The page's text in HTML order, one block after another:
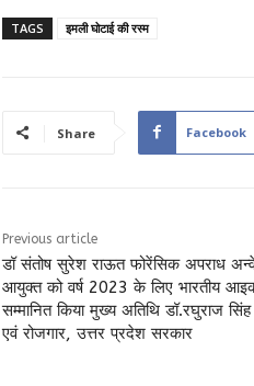
TAGS इमली घोटाई की रस्म
Share Facebook
Previous article
डॉ संतोष सुरेश राऊत फोरेंसिक अपराध
आयुक्त को वर्ष 2023 के लिए भारतीय
सम्मानित किया मुख्य अतिथि डॉ.रघुराज
एवं रोजगार, उत्तर प्रदेश सरकार